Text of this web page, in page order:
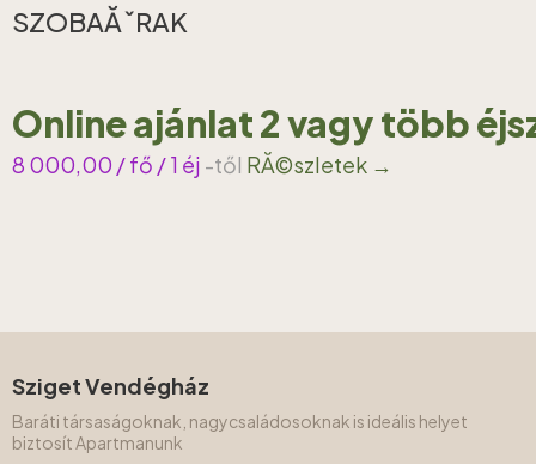
SZOBAĂˇRAK
Online ajánlat 2 vagy több
8 000,00 / fő / 1 éj -től RĂ©szletek →
Sziget Vendégház
Baráti társaságoknak, nagycsaládosoknak is ideális helyet
biztosít Apartmanunk